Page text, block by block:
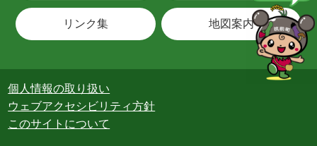
リンク集 地図案内
個人情報の取り扱い
ウェブアクセシビリティ方針
このサイトについて